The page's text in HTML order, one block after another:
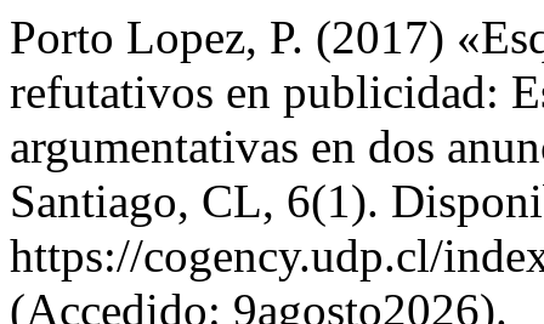
Porto Lopez, P. (2017)
refutativos en publicidad:
argumentativas en dos
Santiago, CL, 6(1).
https://cogency.udp.cl/
(Accedido: 9agosto2026).